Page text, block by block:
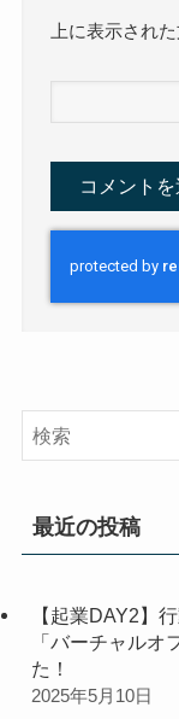
上に表示され
最近の投稿
【起業DAY2】
「バーチャル
た！
2025年5月10日